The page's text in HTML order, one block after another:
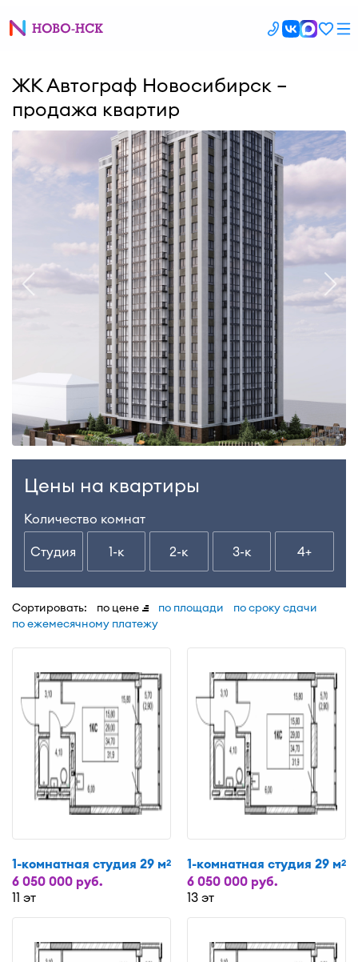
ЖК Автограф Новосибирск –
продажа квартир
Цены на квартиры
Количество комнат
Студия 1-к 2-к 3-к 4+
Сортировать: по цене по площади
по сроку сдачи
по ежемесячному платежу
1-комнатная студия 29 м2
6 050 000 руб.
11 эт
1-комнатная студия 29 м2
6 050 000 руб.
13 эт